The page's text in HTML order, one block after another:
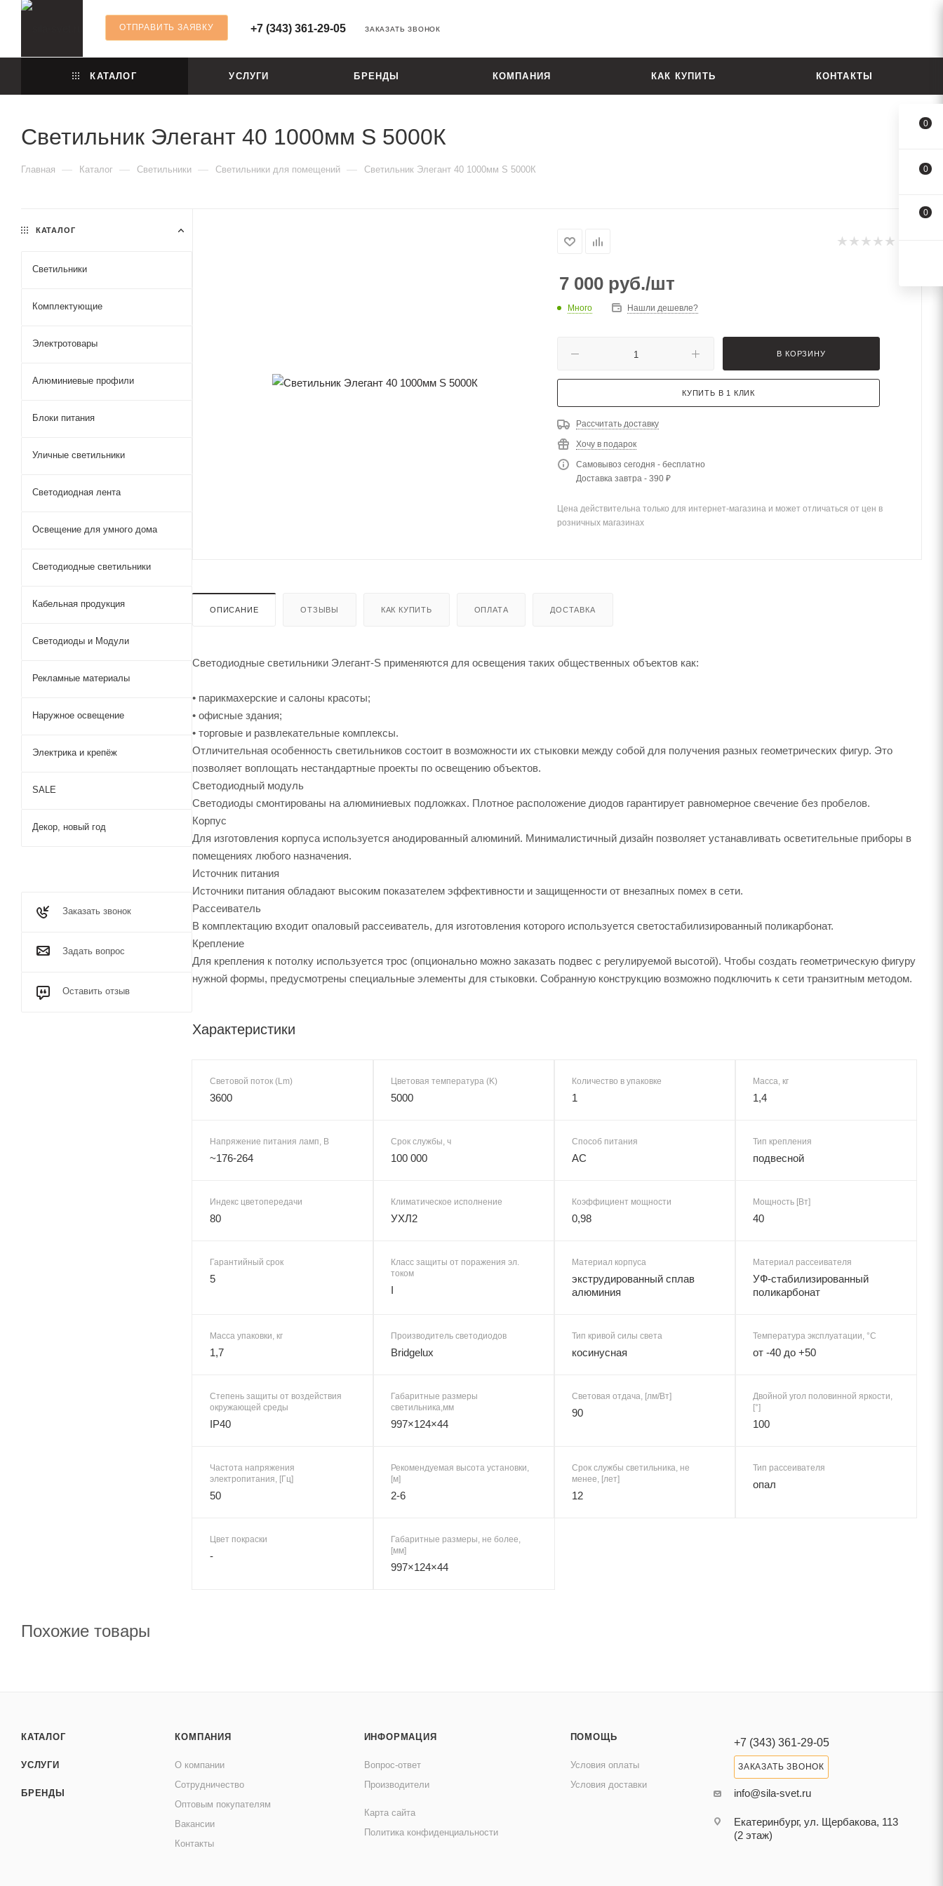
ОТПРАВИТЬ ЗАЯВКУ +7 (343) 361-29-05 ЗАКАЗАТЬ ЗВОНОК
КАТАЛОГ УСЛУГИ БРЕНДЫ КОМПАНИЯ КАК КУПИТЬ КОНТАКТЫ
Светильник Элегант 40 1000мм S 5000К
Главная — Каталог — Светильники — Светильники для помещений — Светильник Элегант 40 1000мм S 5000К
7 000 руб./шт
Много Нашли дешевле?
В КОРЗИНУ
КУПИТЬ В 1 КЛИК
Рассчитать доставку
Хочу в подарок
Самовывоз сегодня - бесплатно
Доставка завтра - 390 ₽
Цена действительна только для интернет-магазина и может отличаться от цен в
розничных магазинах
ОПИСАНИЕ ОТЗЫВЫ КАК КУПИТЬ ОПЛАТА ДОСТАВКА
Светодиодные светильники Элегант-S применяются для освещения таких общественных объектов как:
• парикмахерские и салоны красоты;
• офисные здания;
• торговые и развлекательные комплексы.
Отличительная особенность светильников состоит в возможности их стыковки между собой для получения разных геометрических фигур. Это
позволяет воплощать нестандартные проекты по освещению объектов.
Светодиодный модуль
Светодиоды смонтированы на алюминиевых подложках. Плотное расположение диодов гарантирует равномерное свечение без пробелов.
Корпус
Для изготовления корпуса используется анодированный алюминий. Минималистичный дизайн позволяет устанавливать осветительные приборы в
помещениях любого назначения.
Источник питания
Источники питания обладают высоким показателем эффективности и защищенности от внезапных помех в сети.
Рассеиватель
В комплектацию входит опаловый рассеиватель, для изготовления которого используется светостабилизированный поликарбонат.
Крепление
Для крепления к потолку используется трос (опционально можно заказать подвес с регулируемой высотой). Чтобы создать геометрическую фигуру
нужной формы, предусмотрены специальные элементы для стыковки. Собранную конструкцию возможно подключить к сети транзитным методом.
Характеристики
Световой поток (Lm)
3600
Цветовая температура (K)
5000
Количество в упаковке
1
Масса, кг
1,4
Напряжение питания ламп, В
~176-264
Срок службы, ч
100 000
Способ питания
AC
Тип крепления
подвесной
Индекс цветопередачи
80
Климатическое исполнение
УХЛ2
Коэффициент мощности
0,98
Мощность [Вт]
40
Гарантийный срок
5
Класс защиты от поражения эл.
током
I
Материал корпуса
экструдированный сплав
алюминия
Материал рассеивателя
УФ-стабилизированный
поликарбонат
Масса упаковки, кг
1,7
Производитель светодиодов
Bridgelux
Тип кривой силы света
косинусная
Температура эксплуатации, °C
от -40 до +50
Степень защиты от воздействия
окружающей среды
IP40
Габаритные размеры
светильника,мм
997×124×44
Световая отдача, [лм/Вт]
90
Двойной угол половинной яркости,
[°]
100
Частота напряжения
электропитания, [Гц]
50
Рекомендуемая высота установки,
[м]
2-6
Срок службы светильника, не
менее, [лет]
12
Тип рассеивателя
опал
Цвет покраски
-
Габаритные размеры, не более,
[мм]
997×124×44
КАТАЛОГ
Светильники
Комплектующие
Электротовары
Алюминиевые профили
Блоки питания
Уличные светильники
Светодиодная лента
Освещение для умного дома
Светодиодные светильники
Кабельная продукция
Светодиоды и Модули
Рекламные материалы
Наружное освещение
Электрика и крепёж
SALE
Декор, новый год
Заказать звонок
Задать вопрос
Оставить отзыв
Похожие товары
КАТАЛОГ
УСЛУГИ
БРЕНДЫ
КОМПАНИЯ
О компании
Сотрудничество
Оптовым покупателям
Вакансии
Контакты
ИНФОРМАЦИЯ
Вопрос-ответ
Производители
Карта сайта
Политика конфиденциальности
ПОМОЩЬ
Условия оплаты
Условия доставки
+7 (343) 361-29-05
ЗАКАЗАТЬ ЗВОНОК
info@sila-svet.ru
Екатеринбург, ул. Щербакова, 113
(2 этаж)
0
0
0